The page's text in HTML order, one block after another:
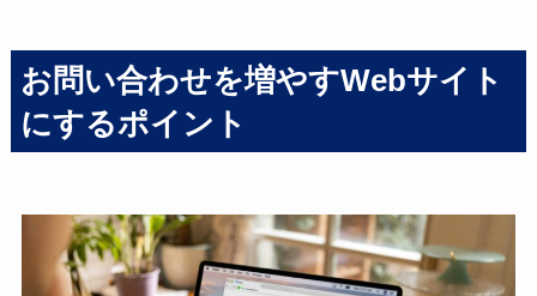
お問い合わせを増やすWebサイト
にするポイント